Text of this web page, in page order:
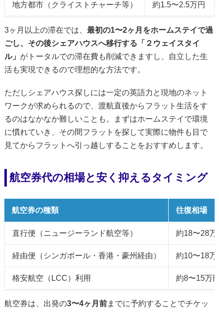
地方都市（クライストチャーチ等） 約1.5〜2.5万円
3ヶ月以上の滞在では、 最初の1〜2ヶ月をホームステイで過
ごし、その後シェアハウスへ移行する「２ウェイスタイ
ル」 がトータルでの滞在費も削減できますし、自立した生
活も実現できるので理想的な方法です。
ただしシェアハウス探しには一定の英語力と現地のネット
ワークが求められるので、渡航直後からフラット生活をす
るのはなかなか難しいことも。まずはホームステイで環境
に慣れていき、その間フラットを探して実際に物件も目で
見てからフラットへ引っ越しすることをおすすめします。
航空券代の相場と安く抑えるタイミング
航空券の種類 往復相場
直行便（ニュージーランド航空等） 約18〜28万
経由便（シンガポール・香港・豪州経由） 約10〜18万
格安航空（LCC）利用 約8〜15万
航空券は、出発の3〜4ヶ月前までに予約することでチケッ